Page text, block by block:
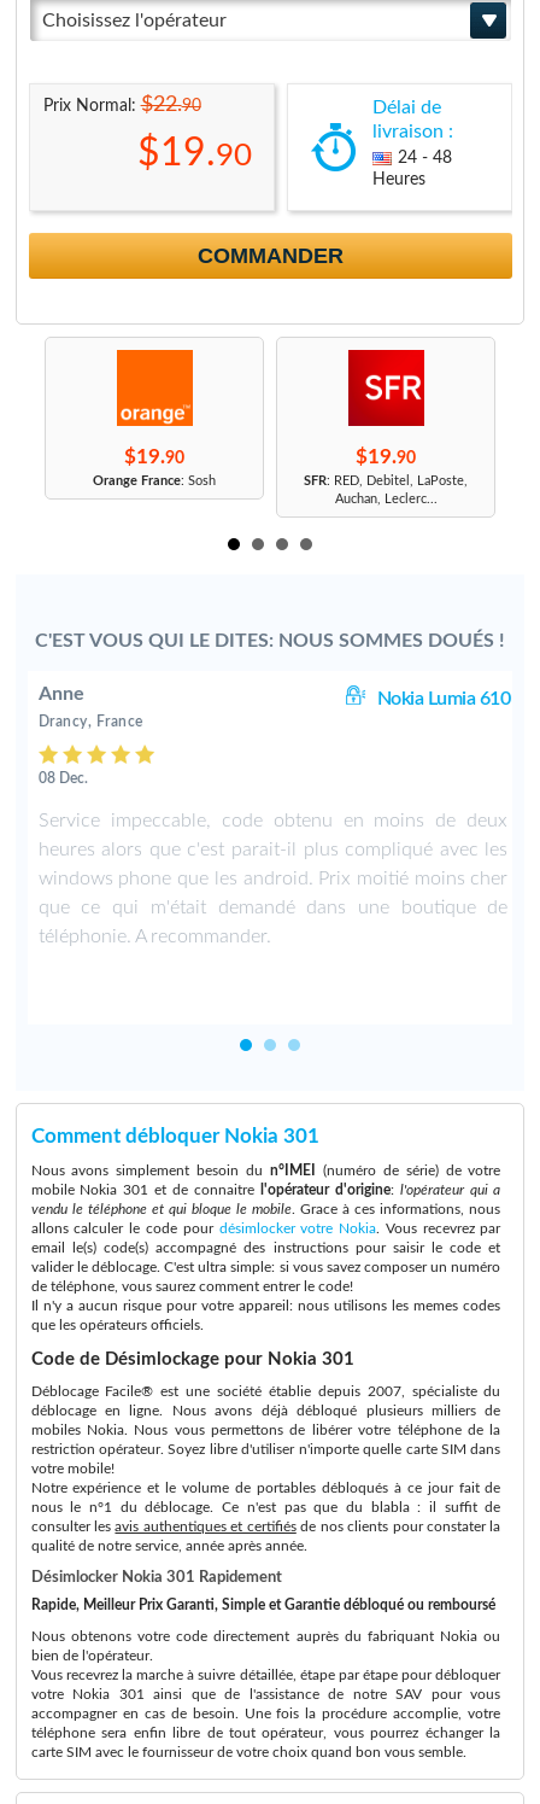
Choisissez l'opérateur
Prix Normal:$22.90
$19.90
Délai de
livraison :
24 - 48
Heures
COMMANDER
$19.90
Orange France: Sosh
$19.90
SFR: RED, Debitel, LaPoste,
Auchan, Leclerc...
C'EST VOUS QUI LE DITES: NOUS SOMMES DOUÉS !
Anne Nokia Lumia 610
Drancy, France
08 Dec.
Service impeccable, code obtenu en moins de deux
heures alors que c'est parait-il plus compliqué avec les
windows phone que les android. Prix moitié moins cher
que ce qui m'était demandé dans une boutique de
téléphonie. A recommander.
Comment débloquer Nokia 301
Nous avons simplement besoin du n°IMEI
(numéro de série) de votre
mobile Nokia 301 et de connaitre
l'opérateur d'origine: l'opérateur qui a
vendu le téléphone et qui bloque le mobile . Grace à ces informations, nous
allons calculer le code pour désimlocker votre Nokia . Vous recevrez par
email le(s) code(s) accompagné des instructions pour saisir le code et
valider le déblocage. C'est ultra simple: si vous savez composer un numéro
de téléphone, vous saurez comment entrer le code!
Il n'y a aucun risque pour votre appareil: nous utilisons les memes codes
que les opérateurs officiels.
Code de Désimlockage pour Nokia 301
Déblocage Facile® est une société établie depuis 2007, spécialiste du
déblocage en ligne. Nous avons déjà débloqué plusieurs milliers de
mobiles Nokia. Nous vous permettons de libérer votre téléphone de la
restriction opérateur. Soyez libre d'utiliser n'importe quelle carte SIM dans
votre mobile!
Notre expérience et le volume de portables débloqués à ce jour fait de
nous le n°1 du déblocage. Ce n'est pas que du blabla : il suffit de
consulter lesavis authentiques et certifiésde nos clients pour constater la
qualité de notre service, année après année.
Désimlocker Nokia 301 Rapidement
Rapide, Meilleur Prix Garanti, Simple et Garantie débloqué ou remboursé
Nous obtenons votre code directement auprès du fabriquant Nokia ou
bien de l'opérateur.
Vous recevrez la marche à suivre détaillée, étape par étape pour débloquer
votre Nokia 301 ainsi que de l'assistance de notre SAV pour vous
accompagner en cas de besoin. Une fois la procédure accomplie, votre
téléphone sera enfin libre de tout opérateur, vous pourrez échanger la
carte SIM avec le fournisseur de votre choix quand bon vous semble.